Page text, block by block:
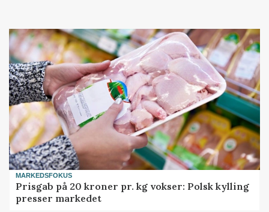
MARKEDSFOKUS
Prisgab på 20 kroner pr. kg vokser: Polsk kylling
presser markedet